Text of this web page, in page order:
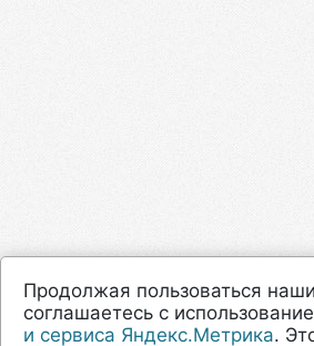
Продолжая пользоваться
соглашаетесь с
и сервиса Яндекс.Метрика.